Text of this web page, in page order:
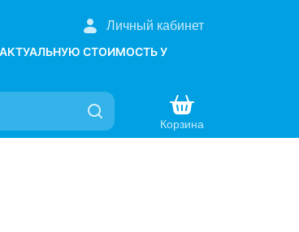
Личный кабинет
СТОИМОСТЬ У
Корзина